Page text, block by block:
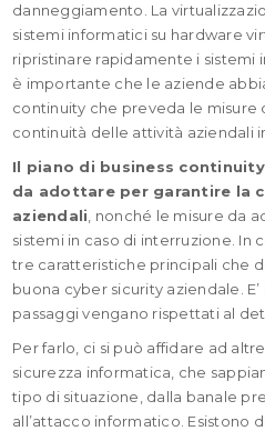
danneggiamento. La
sistemi informatici su hardware
ripristinare rapidamente i sistemi
è importante che le aziende
continuity che preveda le misure
continuità delle attività aziendali
Il piano di business
da adottare per garantire la
aziendali , nonché le misure da
sistemi in caso di interruzione. In
tre caratteristiche principali che
buona cyber sicurity aziendale.
passaggi vengano rispettati al
Per farlo, ci si può affidare ad
sicurezza informatica, che
tipo di situazione, dalla banale
all’attacco informatico. Esistono